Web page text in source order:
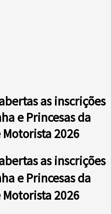
as inscrições
e Princesas da
2026
as inscrições
e Princesas da
2026